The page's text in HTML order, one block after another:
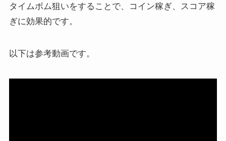
タイムボム狙いをすることで、コイン稼ぎ、スコア稼
ぎに効果的です。
以下は参考動画です。